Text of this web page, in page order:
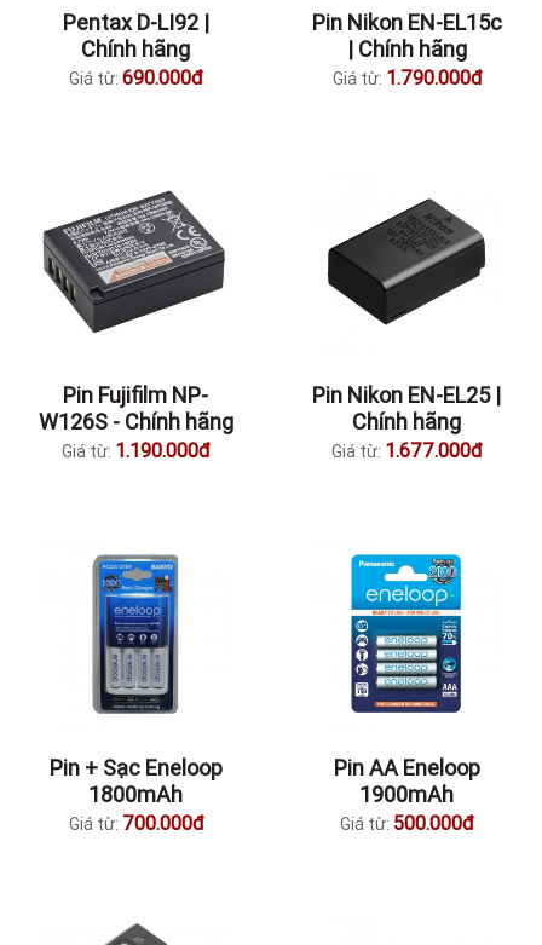
Pentax D-LI92 |
Chính hãng
Giá từ: 690.000đ
Pin Nikon EN-EL15c
| Chính hãng
Giá từ: 1.790.000đ
Pin Fujifilm NP-
W126S - Chính hãng
Giá từ: 1.190.000đ
Pin Nikon EN-EL25 |
Chính hãng
Giá từ: 1.677.000đ
Pin + Sạc Eneloop
1800mAh
Giá từ: 700.000đ
Pin AA Eneloop
1900mAh
Giá từ: 500.000đ